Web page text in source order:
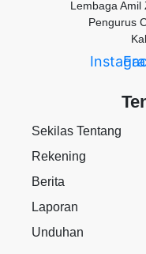
Lembaga Amil
Pengurus
Sekilas Tentang
Rekening
Berita
Laporan
Unduhan